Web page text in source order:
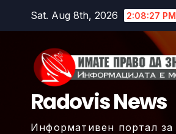
Sat. Aug 8th, 2026 2:08:28 PM
Radovis News
Информативен портал за